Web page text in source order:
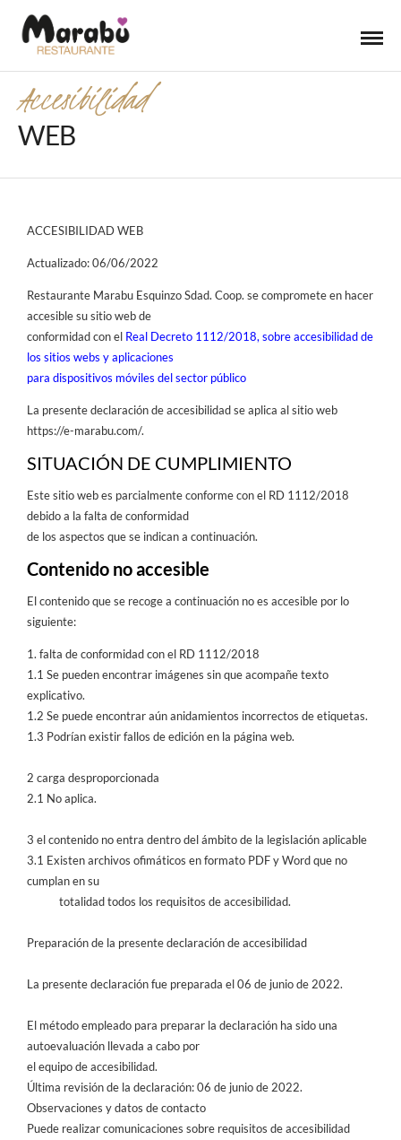
Accesibilidad
WEB
ACCESIBILIDAD WEB
Actualizado: 06/06/2022
Restaurante Marabu Esquinzo Sdad. Coop. se compromete en hacer
accesible su sitio web de
conformidad con el Real Decreto 1112/2018, sobre accesibilidad de
los sitios webs y aplicaciones
para dispositivos móviles del sector público
La presente declaración de accesibilidad se aplica al sitio web
https://e-marabu.com/.
SITUACIÓN DE CUMPLIMIENTO
Este sitio web es parcialmente conforme con el RD 1112/2018
debido a la falta de conformidad
de los aspectos que se indican a continuación.
Contenido no accesible
El contenido que se recoge a continuación no es accesible por lo
siguiente:
1. falta de conformidad con el RD 1112/2018
1.1 Se pueden encontrar imágenes sin que acompañe texto
explicativo.
1.2 Se puede encontrar aún anidamientos incorrectos de etiquetas.
1.3 Podrían existir fallos de edición en la página web.
2 carga desproporcionada
2.1 No aplica.
3 el contenido no entra dentro del ámbito de la legislación aplicable
3.1 Existen archivos ofimáticos en formato PDF y Word que no
cumplan en su
totalidad todos los requisitos de accesibilidad.
Preparación de la presente declaración de accesibilidad
La presente declaración fue preparada el06 de juniode 2022.
El método empleado para preparar la declaración ha sido una
autoevaluación llevada a cabo por
el equipo de accesibilidad.
Última revisión de la declaración:06 de juniode 2022.
Observaciones y datos de contacto
Puede realizar comunicaciones sobre requisitos de accesibilidad